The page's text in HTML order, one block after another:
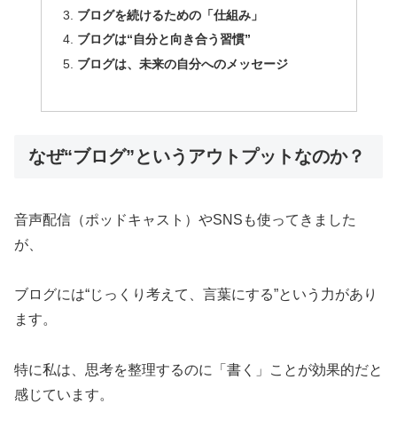
ブログを続けるための「仕組み」
ブログは“自分と向き合う習慣”
ブログは、未来の自分へのメッセージ
なぜ“ブログ”というアウトプットなのか？
音声配信（ポッドキャスト）やSNSも使ってきました
が、
ブログには“じっくり考えて、言葉にする”という力があり
ます。
特に私は、思考を整理するのに「書く」ことが効果的だと
感じています。